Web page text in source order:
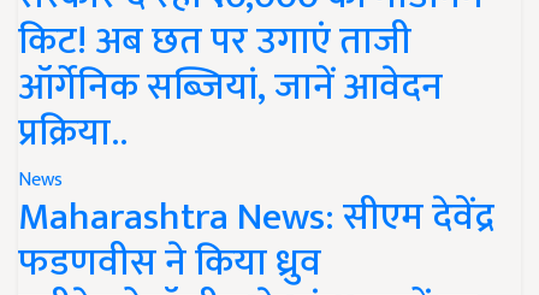
किट! अब छत पर उगाएं ताजी
ऑर्गेनिक सब्जियां, जानें आवेदन
प्रक्रिया..
News
Maharashtra News: सीएम देवेंद्र
फडणवीस ने किया ध्रुव